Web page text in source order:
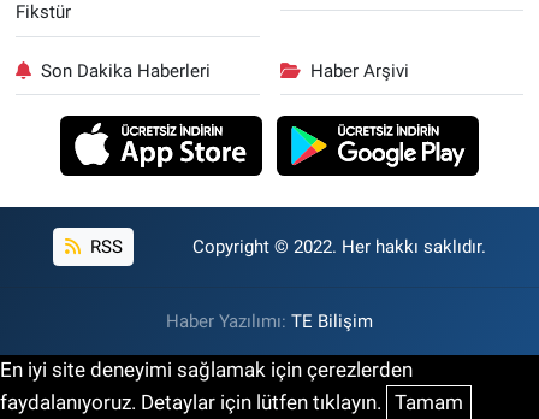
Fikstür
Son Dakika Haberleri Haber Arşivi
RSS Copyright © 2022. Her hakkı saklıdır.
Haber Yazılımı: TE Bilişim
En iyi site deneyimi sağlamak için çerezlerden
faydalanıyoruz. Detaylar için lütfen tıklayın. Tamam